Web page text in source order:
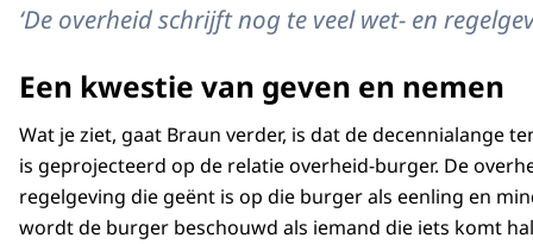
‘De overheid schrijft nog te veel wet- en
Een kwestie van geven en nemen
Wat je ziet, gaat Braun verder, is dat de decennialange
is geprojecteerd op de relatie overheid-burger. De
regelgeving die geënt is op die burger als eenling en
wordt de burger beschouwd als iemand die iets komt